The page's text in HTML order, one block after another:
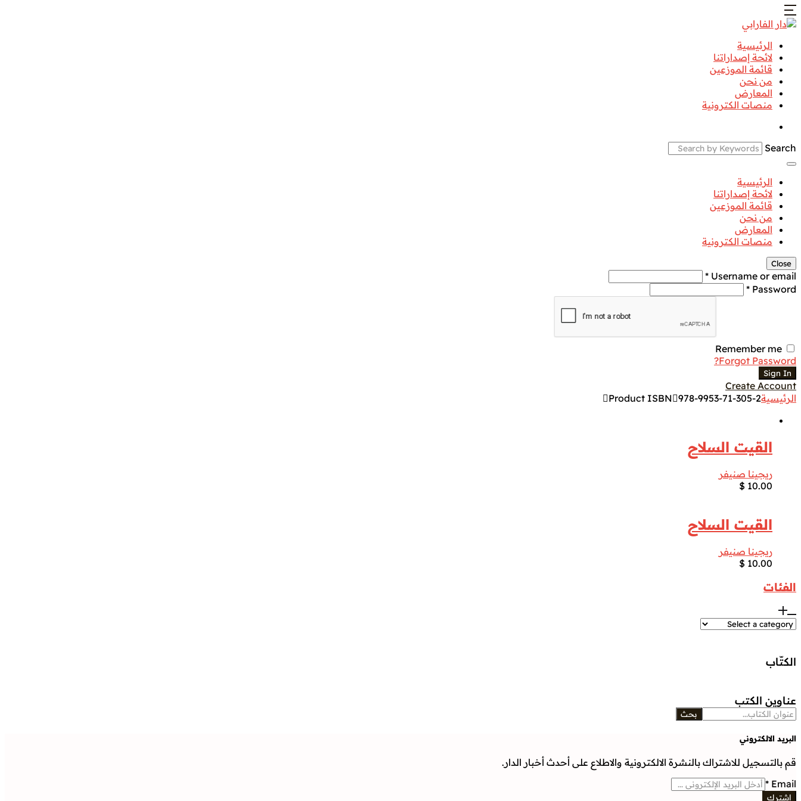
الرئيسية
لائحة إصداراتنا
قائمة الموزعين
من نحن
المعارض
منصات الكترونية
Search
الرئيسية
لائحة إصداراتنا
قائمة الموزعين
من نحن
المعارض
منصات الكترونية
Close
Username or email *
Password *
Remember me
Forgot Password?
Sign In
Create Account
الرئيسية
Product ISBN 978-9953-71-305-2
القيت السلاح
ريجينا صنيفر
$ 10.00
القيت السلاح
ريجينا صنيفر
$ 10.00
الفئات
الكتّاب
عناوين الكتب
بحث
البريد الالكتروني
قم بالتسجيل للاشتراك بالنشرة الالكترونية والاطلاع على أحدث أخبار الدار.
Email
*
إشترك